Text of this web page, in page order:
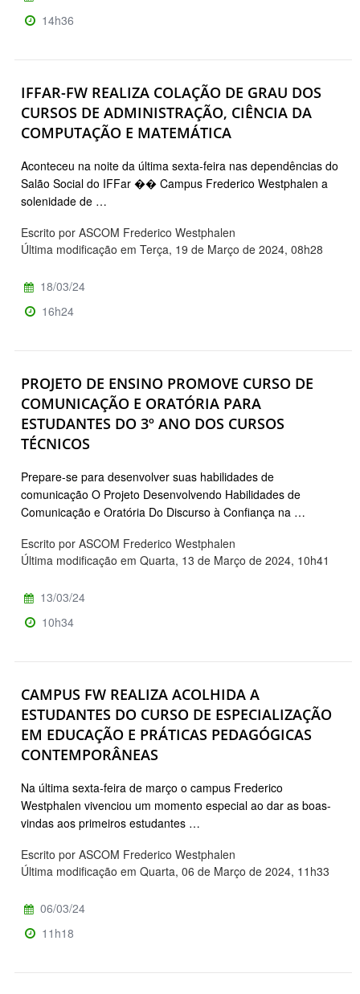
14h36
IFFAR-FW REALIZA COLAÇÃO DE GRAU DOS
CURSOS DE ADMINISTRAÇÃO, CIÊNCIA DA
COMPUTAÇÃO E MATEMÁTICA
Aconteceu na noite da última sexta-feira nas dependências do
Salão Social do IFFar �� Campus Frederico Westphalen a
solenidade de …
Escrito por ASCOM Frederico Westphalen
Última modificação em Terça, 19 de Março de 2024, 08h28
18/03/24
16h24
PROJETO DE ENSINO PROMOVE CURSO DE
COMUNICAÇÃO E ORATÓRIA PARA
ESTUDANTES DO 3º ANO DOS CURSOS
TÉCNICOS
Prepare-se para desenvolver suas habilidades de
comunicação O Projeto Desenvolvendo Habilidades de
Comunicação e Oratória Do Discurso à Confiança na …
Escrito por ASCOM Frederico Westphalen
Última modificação em Quarta, 13 de Março de 2024, 10h41
13/03/24
10h34
CAMPUS FW REALIZA ACOLHIDA A
ESTUDANTES DO CURSO DE ESPECIALIZAÇÃO
EM EDUCAÇÃO E PRÁTICAS PEDAGÓGICAS
CONTEMPORÂNEAS
Na última sexta-feira de março o campus Frederico
Westphalen vivenciou um momento especial ao dar as boas-
vindas aos primeiros estudantes …
Escrito por ASCOM Frederico Westphalen
Última modificação em Quarta, 06 de Março de 2024, 11h33
06/03/24
11h18